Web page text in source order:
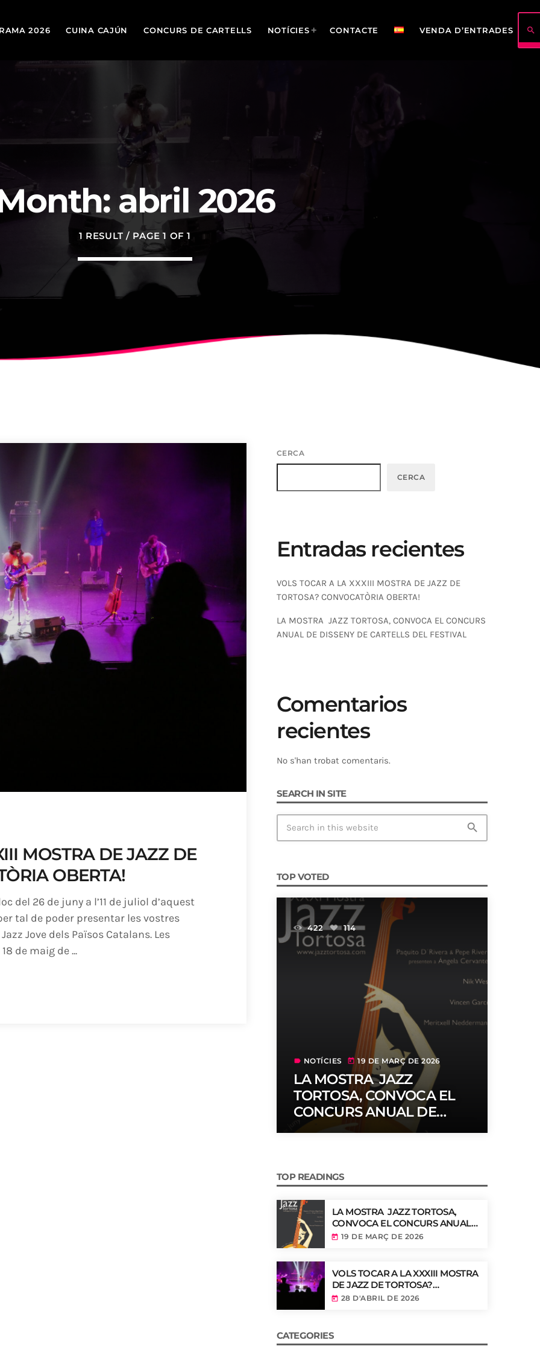
2026 CUINA CAJÚN CONCURS DE CARTELLS NOTÍCIES CONTACTE VENDA D’ENTRADES search
19 DE MARÇ DE 2026
NOTÍCIES ALBERT
LA MOSTRA JAZZ TORTOSA, CONVOCA EL
FESTIVAL
abril 2026
1 RESULT / PAGE 1 OF 1
MOSTRA DE JAZZ DE
OBERTA!
del 26 de juny a l’11 de juliol d’aquest
tal de poder presentar les vostres
Jove dels Països Catalans. Les
de maig de ...
CERCA
CERCA
Entradas recientes
VOLS TOCAR A LA XXXIII MOSTRA DE JAZZ DE
TORTOSA? CONVOCATÒRIA OBERTA!
LA MOSTRA JAZZ TORTOSA, CONVOCA EL CONCURS
ANUAL DE DISSENY DE CARTELLS DEL FESTIVAL
Comentarios
recientes
No s'han trobat comentaris.
SEARCH IN SITE
search
TOP VOTED
422 114
label NOTÍCIES today 19 DE MARÇ DE 2026
LA MOSTRA JAZZ
TORTOSA, CONVOCA EL
CONCURS ANUAL DE
DISSENY DE CARTELLS DEL
TOP READINGS
LA MOSTRA JAZZ TORTOSA,
CONVOCA EL CONCURS ANUAL
DE DISSENY DE CARTELLS DEL
today 19 DE MARÇ DE 2026
VOLS TOCAR A LA XXXIII MOSTRA
DE JAZZ DE TORTOSA?
CONVOCATÒRIA OBERTA!
today 28 D'ABRIL DE 2026
CATEGORIES